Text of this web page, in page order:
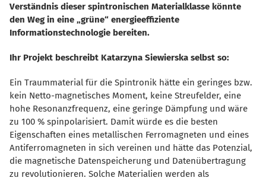
Verständnis dieser spintronischen Materialklasse könnte
den Weg in eine „grüne“ energieeffiziente
Informationstechnologie bereiten.
Ihr Projekt beschreibt Katarzyna Siewierska selbst so:
Ein Traummaterial für die Spintronik hätte ein geringes bzw.
kein Netto-magnetisches Moment, keine Streufelder, eine
hohe Resonanzfrequenz, eine geringe Dämpfung und wäre
zu 100 % spinpolarisiert. Damit würde es die besten
Eigenschaften eines metallischen Ferromagneten und eines
Antiferromagneten in sich vereinen und hätte das Potenzial,
die magnetische Datenspeicherung und Datenübertragung
zu revolutionieren. Solche Materialien werden als